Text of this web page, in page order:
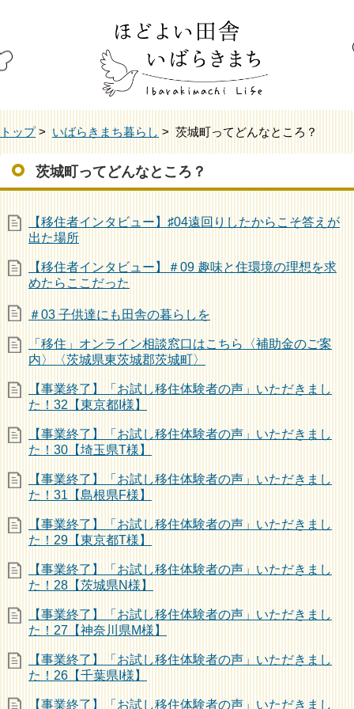
トップ> いばらきまち暮らし > 茨城町ってどんなところ？
茨城町ってどんなところ？
【移住者インタビュー】♯04遠回りしたからこそ答えが
出た場所
【移住者インタビュー】＃09 趣味と住環境の理想を求
めたらここだった
＃03 子供達にも田舎の暮らしを
「移住」オンライン相談窓口はこちら〈補助金のご案
内〉〈茨城県東茨城郡茨城町〉
【事業終了】「お試し移住体験者の声」いただきまし
た！32【東京都I様】
【事業終了】「お試し移住体験者の声」いただきまし
た！30【埼玉県T様】
【事業終了】「お試し移住体験者の声」いただきまし
た！31【島根県F様】
【事業終了】「お試し移住体験者の声」いただきまし
た！29【東京都T様】
【事業終了】「お試し移住体験者の声」いただきまし
た！28【茨城県N様】
【事業終了】「お試し移住体験者の声」いただきまし
た！27【神奈川県M様】
【事業終了】「お試し移住体験者の声」いただきまし
た！26【千葉県I様】
【事業終了】「お試し移住体験者の声」いただきまし